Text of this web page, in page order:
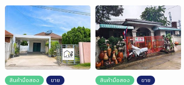
สินค้ามือสอง ขาย สินค้ามือสอง ขาย